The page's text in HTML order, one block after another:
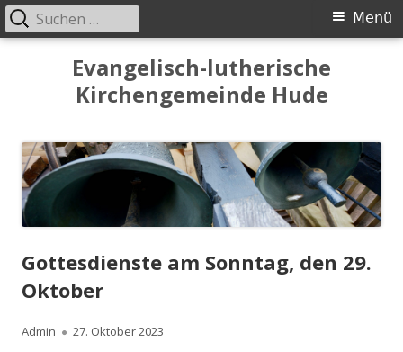
Evangelisch-lutherische
Kirchengemeinde Hude
Primäres
Menü
Suchen
nach:
Gottesdienste am Sonntag, den 29.
Oktober
Autor
Admin
Veröffentlicht
27. Oktober 2023